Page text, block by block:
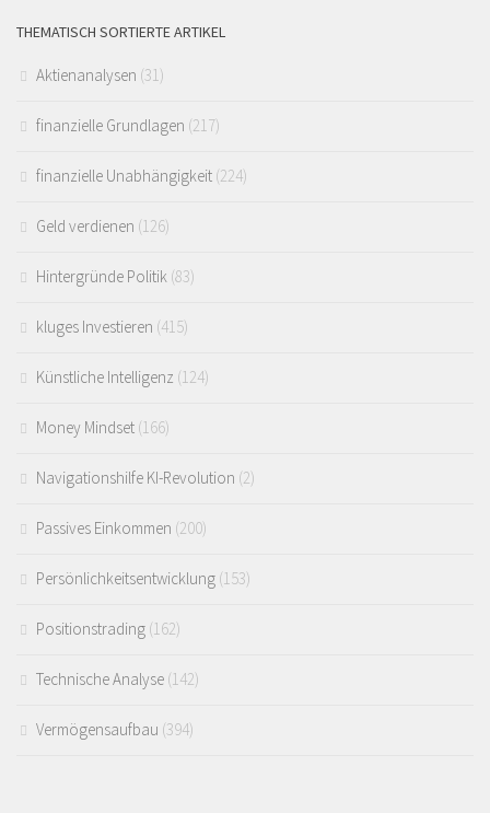
THEMATISCH SORTIERTE ARTIKEL
Aktienanalysen (31)
finanzielle Grundlagen (217)
finanzielle Unabhängigkeit (224)
Geld verdienen (126)
Hintergründe Politik (83)
kluges Investieren (415)
Künstliche Intelligenz (124)
Money Mindset (166)
Navigationshilfe KI-Revolution (2)
Passives Einkommen (200)
Persönlichkeitsentwicklung (153)
Positionstrading (162)
Technische Analyse (142)
Vermögensaufbau (394)